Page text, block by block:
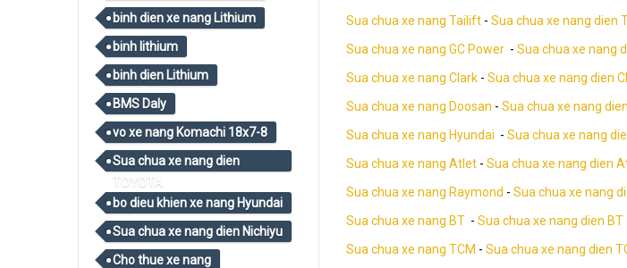
Sua chua xe nang Tailift - Sua chua xe nang dien
Sua chua xe nang GC Power - Sua chua xe nang
Sua chua xe nang Clark - Sua chua xe nang dien
Sua chua xe nang Doosan - Sua chua xe nang
Sua chua xe nang Hyundai - Sua chua xe nang
Sua chua xe nang Atlet - Sua chua xe nang dien
Sua chua xe nang Raymond - Sua chua xe nang
Sua chua xe nang BT - Sua chua xe nang dien BT
Sua chua xe nang TCM - Sua chua xe nang dien
binh dien xe nang Lithium
binh lithium
binh dien Lithium
BMS Daly
vo xe nang Komachi 18x7-8
Sua chua xe nang dien
TOYOTA
bo dieu khien xe nang Hyundai
Sua chua xe nang dien Nichiyu
Cho thue xe nang